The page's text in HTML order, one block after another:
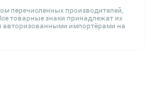
перечисленных производителей,
товарные знаки принадлежат их
импортёрами на